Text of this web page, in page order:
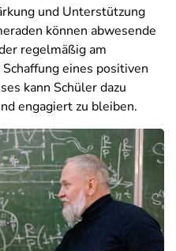
und Unterstützung
können abwesende
regelmäßig am
eines positiven
kann Schüler dazu
engagiert zu bleiben.